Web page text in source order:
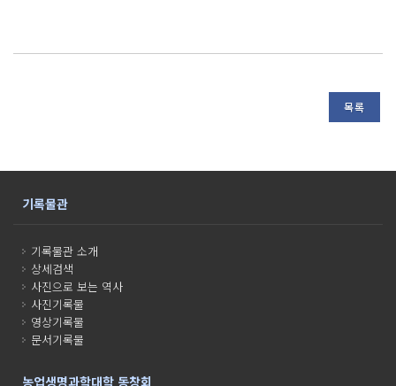
목록
기록물관
기록물관 소개
상세검색
사진으로 보는 역사
사진기록물
영상기록물
문서기록물
농업생명과학대학 동창회